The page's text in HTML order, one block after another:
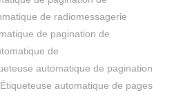
de radiomessagerie
de pagination de
de
automatique de pagination
Étiqueteuse automatique de pages